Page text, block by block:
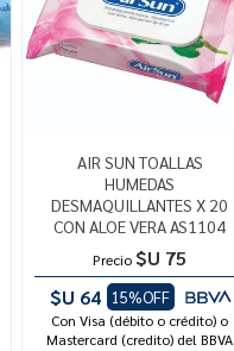
AIR SUN TOALLAS
HUMEDAS
DESMAQUILLANTES X 20
CON ALOE VERA AS1104
Precio $U 75
$U 64 15%OFF
Con Visa (débito o crédito) o
Mastercard (credito) del BBVA